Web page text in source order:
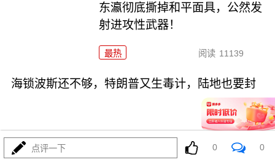
东瀛彻底撕掉和平面具，公然发
射进攻性武器！
最热 阅读 11139
海锁波斯还不够，特朗普又生毒计，陆地也要封
点评一下 0 0